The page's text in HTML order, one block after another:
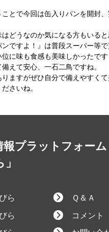
とで今回は缶入りパンを開封
どうなのか気になる方もいる
ですよ！』は普段スーパー等
に味も食感も美味しかったです
えて安心、一石二鳥ですね。
ますがぜひ自分で備えやすく
さいね。
報プラットフォーム
ら
ら
Ｑ＆Ａ
コメント